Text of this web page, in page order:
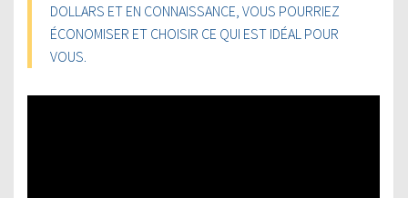
DOLLARS ET EN CONNAISSANCE, VOUS POURRIEZ
ÉCONOMISER ET CHOISIR CE QUI EST IDÉAL POUR
VOUS.